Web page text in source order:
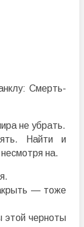
Смерть-
не убрать.
Найти и
на.
— тоже
этой черноты